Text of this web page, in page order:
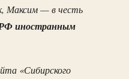
Максим — в честь
иностранным
«Сибирского